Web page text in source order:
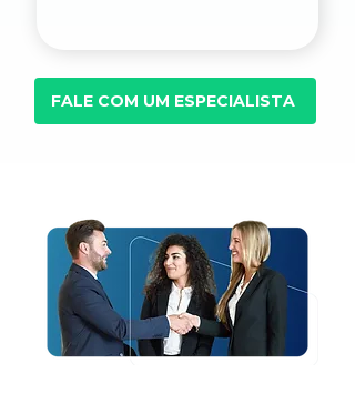
FALE COM UM ESPECIALISTA